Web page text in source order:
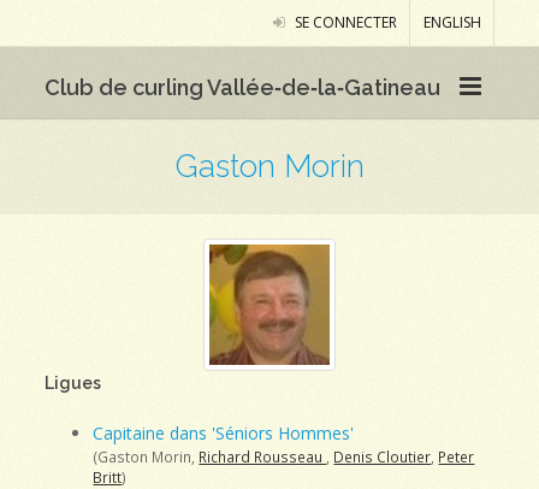
SE CONNECTER ENGLISH
Club de curling Vallée‑de‑la‑Gatineau
Gaston Morin
Ligues
Capitaine dans 'Séniors Hommes'
(Gaston Morin, Richard Rousseau Denis Cloutier Peter
Britt)